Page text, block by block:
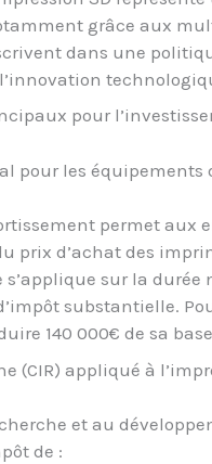
grâce aux
dans une
pour
pour les équipements
permet aux
prix d’achat des
sur la durée
substantielle.
140 000€ de sa
(CIR) appliqué à
et au
de :